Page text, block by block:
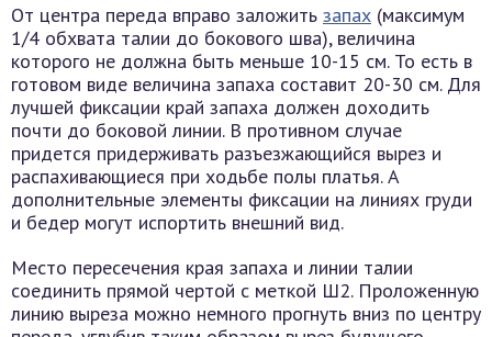
От центра переда вправо заложить запах (максимум
1/4 обхвата талии до бокового шва), величина
которого не должна быть меньше 10-15 см. То есть в
готовом виде величина запаха составит 20-30 см. Для
лучшей фиксации край запаха должен доходить
почти до боковой линии. В противном случае
придется придерживать разъезжающийся вырез и
распахивающиеся при ходьбе полы платья. А
дополнительные элементы фиксации на линиях груди
и бедер могут испортить внешний вид.
Место пересечения края запаха и линии талии
соединить прямой чертой с меткой Ш2. Проложенную
линию выреза можно немного прогнуть вниз по центру